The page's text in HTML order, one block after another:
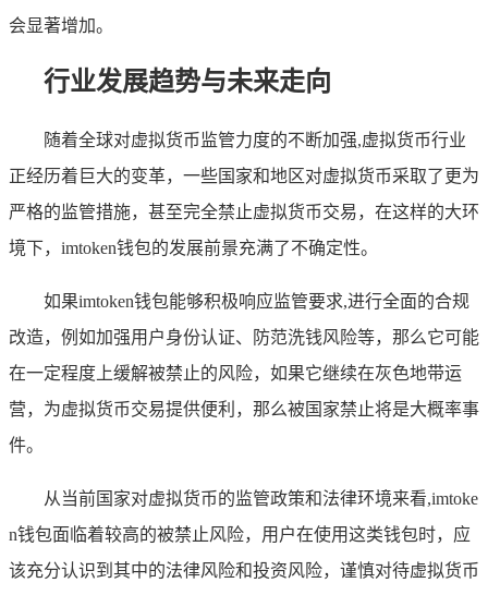
会显著增加。
行业发展趋势与未来走向
随着全球对虚拟货币监管力度的不断加强,虚拟货币行业
正经历着巨大的变革，一些国家和地区对虚拟货币采取了更为
严格的监管措施，甚至完全禁止虚拟货币交易，在这样的大环
境下，imtoken钱包的发展前景充满了不确定性。
如果imtoken钱包能够积极响应监管要求,进行全面的合规
改造，例如加强用户身份认证、防范洗钱风险等，那么它可能
在一定程度上缓解被禁止的风险，如果它继续在灰色地带运
营，为虚拟货币交易提供便利，那么被国家禁止将是大概率事
件。
从当前国家对虚拟货币的监管政策和法律环境来看,imtoke
n钱包面临着较高的被禁止风险，用户在使用这类钱包时，应
该充分认识到其中的法律风险和投资风险，谨慎对待虚拟货币